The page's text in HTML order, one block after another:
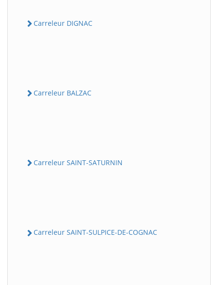
Carreleur DIGNAC
Carreleur BALZAC
Carreleur SAINT-SATURNIN
Carreleur SAINT-SULPICE-DE-COGNAC